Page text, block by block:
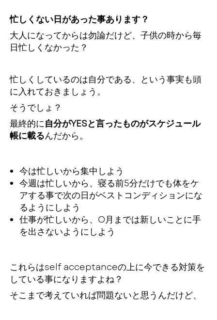
忙しくない日があった事あります？
大人になってからは勿論だけど、子供の時から毎
日忙しくなかった？
忙しくしているのは自分である、という事実も頭
に入れておきましょう。
そうでしょ？
最終的に自分がYESと言ったものがスケジュール
帳に載るんだから。
今は忙しいから集中しよう
今週は忙しいから、寝る前5分だけでも体をケ
アする事で次の日がベストコンディションにな
るようにしよう
仕事が忙しいから、O月までは新しいことに手
を出さないようにしよう
これらはself acceptanceの上に今できる対策を
している事になりますよね？
そこまで考えていれば問題ないと思うんだけど、